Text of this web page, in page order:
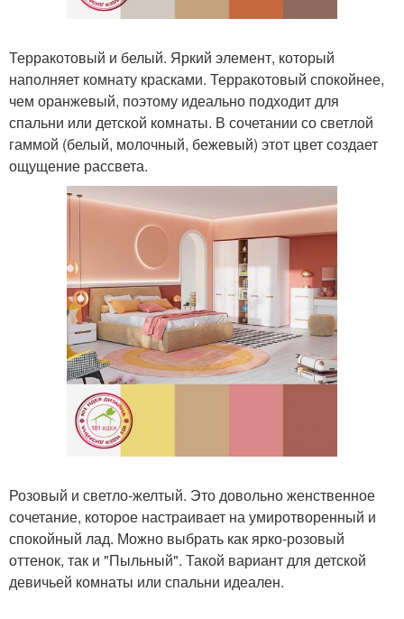
Терракотовый и белый. Яркий элемент, который
наполняет комнату красками. Терракотовый спокойнее,
чем оранжевый, поэтому идеально подходит для
спальни или детской комнаты. В сочетании со светлой
гаммой (белый, молочный, бежевый) этот цвет создает
ощущение рассвета.
Розовый и светло-желтый. Это довольно женственное
сочетание, которое настраивает на умиротворенный и
спокойный лад. Можно выбрать как ярко-розовый
оттенок, так и "Пыльный". Такой вариант для детской
девичьей комнаты или спальни идеален.